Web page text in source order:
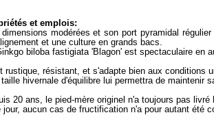
et emplois:
modérées et son port pyramidal
et une culture en grands bacs.
biloba fastigiata 'Blagon' est spectaculaire en
rustique, résistant, et s'adapte bien aux conditions
taille hivernale d'équilibre lui permettra de maintenir
20 ans, le pied-mère originel n'a toujours pas
jour, aucun cas de fructification n'a pour autant été